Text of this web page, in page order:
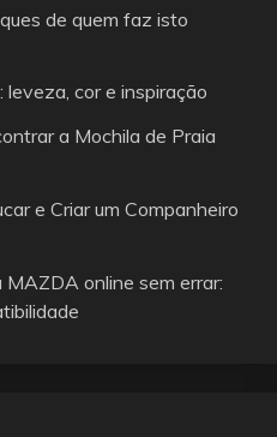
de quem faz isto
cor e inspiração
a Mochila de Praia
e Criar um Companheiro
online sem errar: